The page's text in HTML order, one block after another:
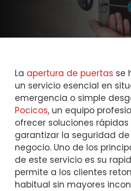
La apertura de puertas se
un servicio esencial en
emergencia o simple
Pocicos, un equipo
ofrecer soluciones
garantizar la seguridad
negocio. Uno de los
de este servicio es su
permite a los clientes
habitual sin mayores